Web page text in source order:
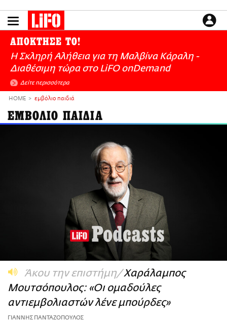
το
ΕΙΔΗΣΕΙΣ
CULTURE
ΑΠΟΨΕΙΣ
ΤΡΟΠΟΣ ΖΩΗΣ
PODCASTS
Plus
ΑΠΟΚΤΗΣΕ ΤΟ!
Η Σκληρή Αλήθεια για τη Μαλβίνα Κάραλη -
Διαθέσιμη τώρα στo LiFO onDemand
Δείτε περισσότερα
HOME εμβόλιο παιδιά
ΕΜΒΟΛΙΟ ΠΑΙΔΙΑ
Άκου την επιστήμη Χαράλαμπος
Μουτσόπουλος: «Οι ομαδούλες
αντιεμβολιαστών λένε μπούρδες»
ΓΙΑΝΝΗΣ ΠΑΝΤΑΖΟΠΟΥΛΟΣ